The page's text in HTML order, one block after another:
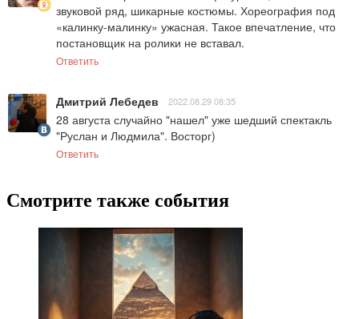
звуковой ряд, шикарные костюмы. Хореография под
«калинку-малинку» ужасная. Такое впечатление, что
постановщик на ролики не вставал.
Ответить
Дмитрий Лебедев 2022.08.29 08:35
28 августа случайно "нашел" уже шедший спектакль
"Руслан и Людмила". Восторг)
Ответить
Смотрите также события